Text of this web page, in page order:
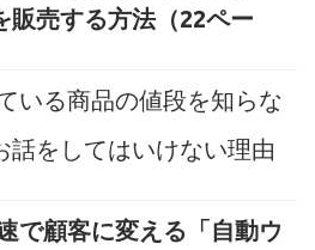
販売する方法（22ペー
いる商品の値段を知らな
話をしてはいけない理由
で顧客に変える「自動ウ